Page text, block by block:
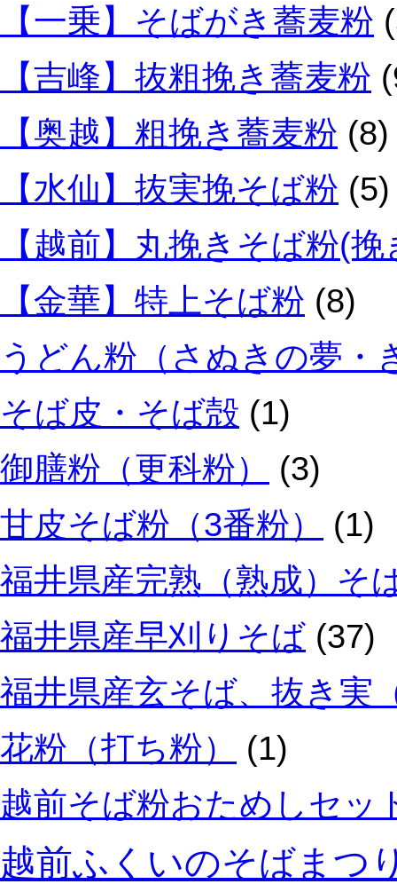
【一乗】そばがき蕎麦粉
【吉峰】抜粗挽き蕎麦粉
【奥越】粗挽き蕎麦粉 (8)
【水仙】抜実挽そば粉 (5)
【越前】丸挽きそば粉(
【金華】特上そば粉 (8)
うどん粉（さぬきの夢・
そば皮・そば殻 (1)
御膳粉（更科粉）
(3)
甘皮そば粉（3番粉）
(1)
福井県産完熟（熟成）そ
福井県産早刈りそば (37)
福井県産玄そば、抜き実
花粉（打ち粉）
(1)
越前そば粉おためしセッ
越前ふくいのそばまつ